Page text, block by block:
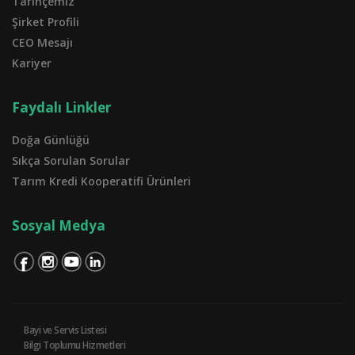
Şirket Profili
CEO Mesajı
Kariyer
Faydalı Linkler
Doğa Günlüğü
Sıkça Sorulan Sorular
Tarım Kredi Kooperatifi Ürünleri
Sosyal Medya
Bayi ve Servis Listesi
Bilgi Toplumu Hizmetleri